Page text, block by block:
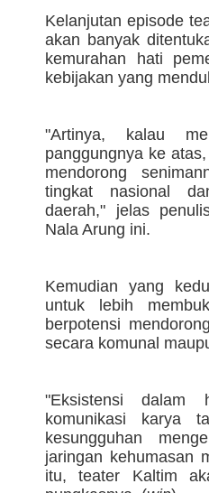
Kelanjutan episode
akan banyak
kemurahan hati
kebijakan yang
"Artinya, kalau
panggungnya ke
mendorong
tingkat nasional
daerah," jelas
Nala Arung ini.
Kemudian yang
untuk lebih
berpotensi
secara komunal
"Eksistensi
komunikasi karya
kesungguhan
jaringan kehumasan
itu, teater Kaltim